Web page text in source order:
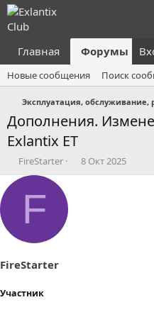
Главная Форумы
Новые сообщения Поиск
Эксплуатация, обслуживание,
Дополнения.
Exlantix ET
А
в
е
ы
FireStarter
Д
а
8 Окт 2025
F
FireStarter
Участник